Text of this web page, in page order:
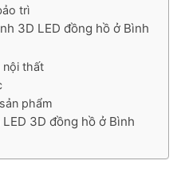
trì
3D LED đồng hồ ở Bình
nội thất
phẩm
3D đồng hồ ở Bình